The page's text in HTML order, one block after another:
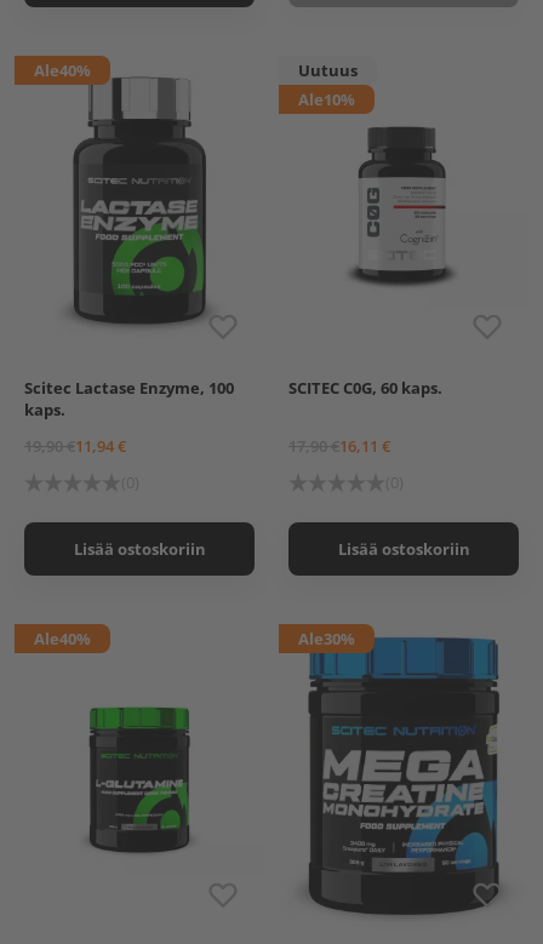
Ale40%
Scitec Lactase Enzyme, 100
kaps.
19,90 €11,94 €
Lisää ostoskoriin
Uutuus
Ale10%
SCITEC C0G, 60 kaps.
17,90 €16,11 €
Lisää ostoskoriin
Ale40% Ale30%